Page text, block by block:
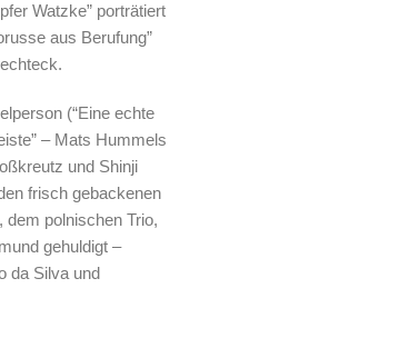
Watzke” porträtiert
aus Berufung”
(“Eine echte
– Mats Hummels
und Shinji
frisch gebackenen
dem polnischen Trio,
gehuldigt –
da Silva und